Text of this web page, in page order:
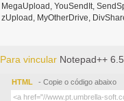
MegaUpload, YouSendIt,
zUpload, MyOtherDrive,
Para vincular Notepad++
HTML - Copie o código abaixo